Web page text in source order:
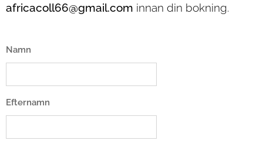
africacoll66@gmail.com innan din bokning.
Namn
Efternamn